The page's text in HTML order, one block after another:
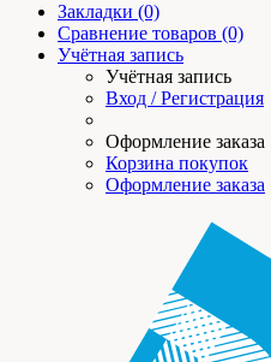
Закладки (0)
Сравнение товаров (0)
Учётная запись
Учётная запись
Вход / Регистрация
Оформление заказа
Корзина покупок
Оформление заказа